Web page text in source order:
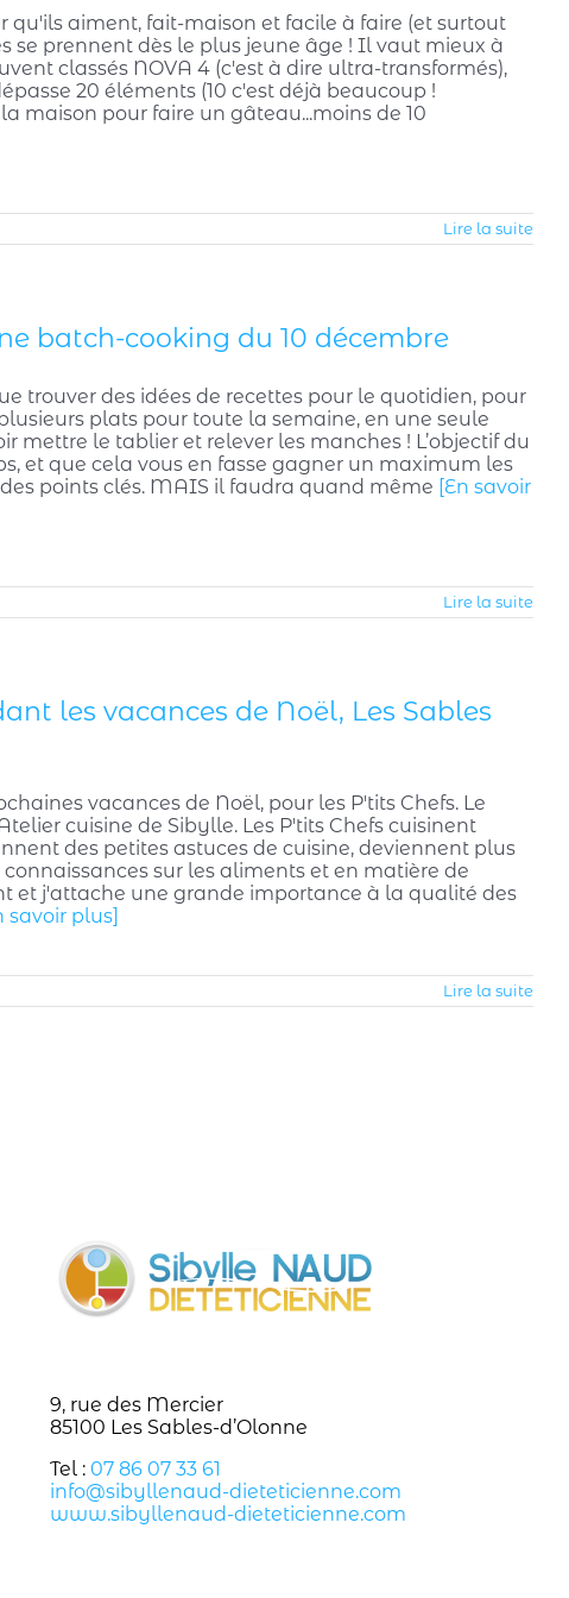
qu'ils aiment, fait-maison et facile à faire (et surtout
se prennent dès le plus jeune âge ! Il vaut mieux à
classés NOVA 4 (c'est à dire ultra-transformés),
20 éléments (10 c'est déjà beaucoup !
maison pour faire un gâteau...moins de 10
Lire la suite
batch-cooking du 10 décembre
trouver des idées de recettes pour le quotidien, pour
plats pour toute la semaine, en une seule
mettre le tablier et relever les manches ! L’objectif du
et que cela vous en fasse gagner un maximum les
points clés. MAIS il faudra quand même [En savoir
Lire la suite
les vacances de Noël, Les Sables
vacances de Noël, pour les P'tits Chefs. Le
cuisine de Sibylle. Les P'tits Chefs cuisinent
des petites astuces de cuisine, deviennent plus
sur les aliments et en matière de
et j'attache une grande importance à la qualité des
savoir plus]
Lire la suite
9, rue des Mercier
85100 Les Sables-d’Olonne
Tel :07 86 07 33 61
info@sibyllenaud-dieteticienne.com
www.sibyllenaud-dieteticienne.com